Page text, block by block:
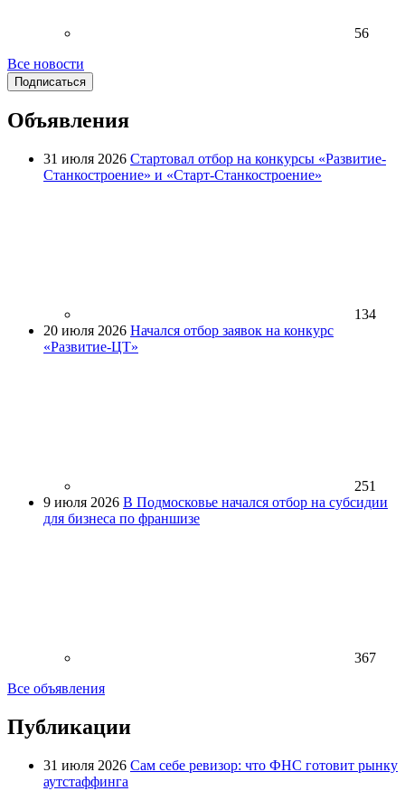
56
Все новости
Подписаться
Объявления
31 июля 2026 Стартовал отбор на конкурсы «Развитие-
Станкостроение» и «Старт-Станкостроение»
134
20 июля 2026 Начался отбор заявок на конкурс
«Развитие-ЦТ»
251
9 июля 2026 В Подмосковье начался отбор на субсидии
для бизнеса по франшизе
367
Все объявления
Публикации
31 июля 2026 Сам себе ревизор: что ФНС готовит рынку
аутстаффинга